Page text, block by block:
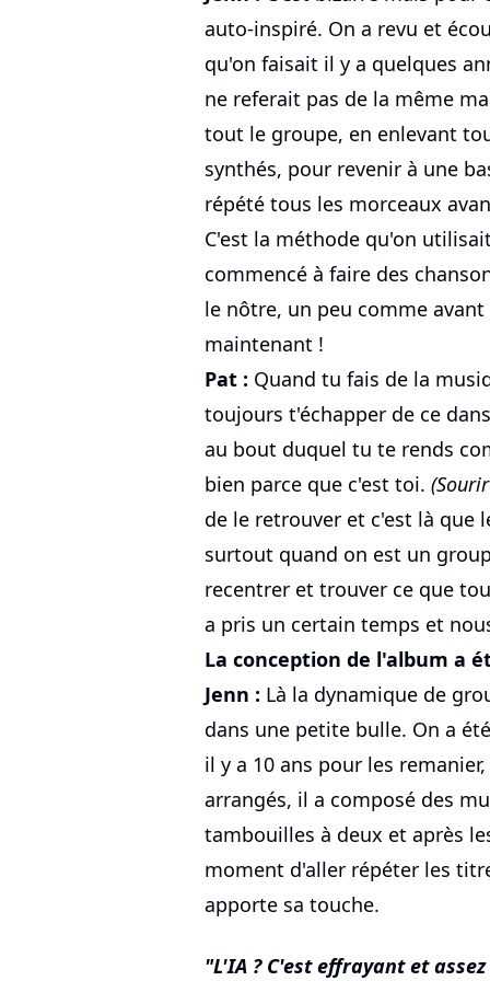
auto-inspiré. On a revu et
qu'on faisait il y a quelques
ne referait pas de la même
tout le groupe, en enlevant
synthés, pour revenir à une
répété tous les morceaux
C'est la méthode qu'on
commencé à faire des
le nôtre, un peu comme
maintenant !
Pat : Quand tu fais de la
toujours t'échapper de ce
au bout duquel tu te rends
bien parce que c'est toi.
de le retrouver et c'est là que
surtout quand on est un
recentrer et trouver ce que
a pris un certain temps et
La conception de l'album a
Jenn : Là la dynamique de
dans une petite bulle. On a
il y a 10 ans pour les
arrangés, il a composé des
tambouilles à deux et après
moment d'aller répéter les
apporte sa touche.
L'IA ? C'est effrayant et